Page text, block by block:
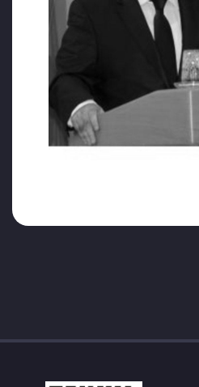
Müdürlüğü, İkmal ve
Sırasıyla Elazığ Polis
Daire Başkanlığı
süre içerisinde Ankara
programını da 2010
Polis Akademisi’nde
Bilimlere Giriş ile
Dr. Oğuz Karakuş,
çok değerli hizmetleri
Dünya Polis